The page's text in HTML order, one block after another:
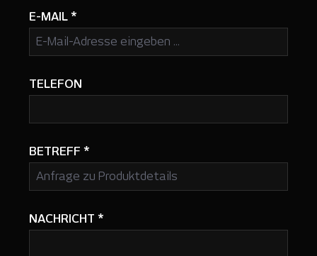
E-MAIL *
TELEFON
BETREFF *
NACHRICHT *